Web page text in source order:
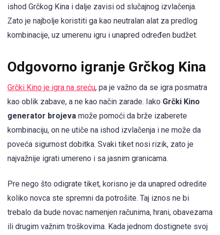
ishod Grčkog Kina i dalje zavisi od slučajnog izvlačenja.
Zato je najbolje koristiti ga kao neutralan alat za predlog
kombinacije, uz umerenu igru i unapred određen budžet.
Odgovorno igranje Grčkog Kina
Grčki Kino je igra na sreću, pa je važno da se igra posmatra
kao oblik zabave, a ne kao način zarade. Iako Grčki Kino
generator brojeva može pomoći da brže izaberete
kombinaciju, on ne utiče na ishod izvlačenja i ne može da
poveća sigurnost dobitka. Svaki tiket nosi rizik, zato je
najvažnije igrati umereno i sa jasnim granicama.
Pre nego što odigrate tiket, korisno je da unapred odredite
koliko novca ste spremni da potrošite. Taj iznos ne bi
trebalo da bude novac namenjen računima, hrani, obavezama
ili drugim važnim troškovima. Kada jednom dostignete svoj